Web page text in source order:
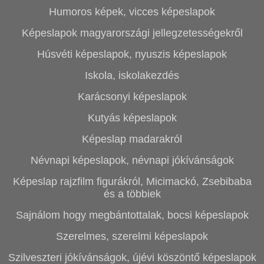
Humoros képek, vicces képeslapok
Képeslapok magyarországi jellegzetességekről
Húsvéti képeslapok, nyuszis képeslapok
Iskola, iskolakezdés
Karácsonyi képeslapok
Kutyás képeslapok
Képeslap madarakról
Névnapi képeslapok, névnapi jókívánságok
Képeslap rajzfilm figurákról, Micimackó, Zsebibaba
és a többiek
Sajnálom hogy megbántottalak, bocsi képeslapok
Szerelmes, szerelmi képeslapok
Szilveszteri jókívánságok, újévi köszöntő képeslapok